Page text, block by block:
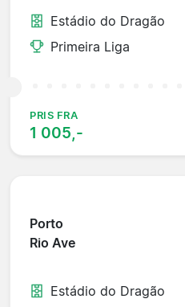
Estádio do Dragão
Primeira Liga
PRIS FRA
1 005,-
Porto
Rio Ave
Estádio do Dragão